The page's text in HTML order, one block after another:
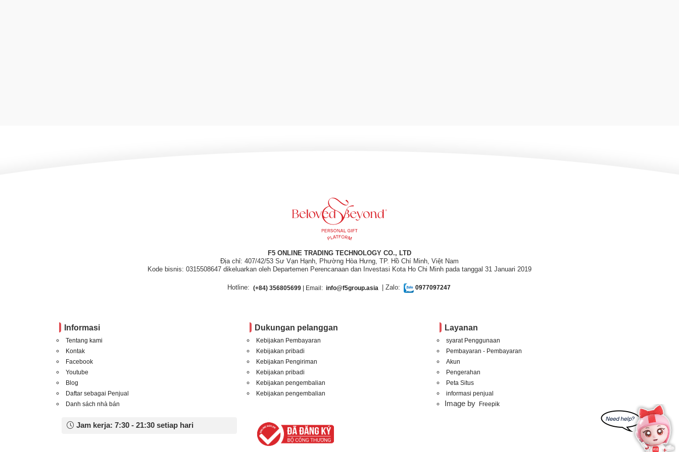
F5 ONLINE TRADING TECHNOLOGY CO., LTD
Địa chỉ: 407/42/53 Sư Vạn Hạnh, Phường Hòa Hưng, TP. Hồ Chí Minh, Việt Nam
Kode bisnis: 0315508647 dikeluarkan oleh Departemen Perencanaan dan Investasi Kota Ho Chi Minh pada tanggal 31 Januari 2019
Hotline: (+84) 356805699| Email: info@f5group.asia | Zalo: 0977097247
Informasi
Tentang kami
Kontak
Facebook
Youtube
Blog
Daftar sebagai Penjual
Danh sách nhà bán
Dukungan pelanggan
Kebijakan Pembayaran
Kebijakan pribadi
Kebijakan Pengiriman
Kebijakan pribadi
Kebijakan pengembalian
Kebijakan pengembalian
Layanan
syarat Penggunaan
Pembayaran - Pembayaran
Akun
Pengerahan
Peta Situs
informasi penjual
Image by Freepik
Jam kerja: 7:30 - 21:30 setiap hari